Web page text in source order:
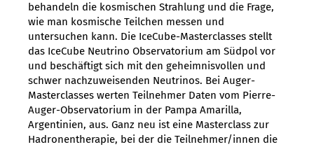
behandeln die kosmischen Strahlung und die Frage,
wie man kosmische Teilchen messen und
untersuchen kann. Die IceCube-Masterclasses stellt
das IceCube Neutrino Observatorium am Südpol vor
und beschäftigt sich mit den geheimnisvollen und
schwer nachzuweisenden Neutrinos. Bei Auger-
Masterclasses werten Teilnehmer Daten vom Pierre-
Auger-Observatorium in der Pampa Amarilla,
Argentinien, aus. Ganz neu ist eine Masterclass zur
Hadronentherapie, bei der die Teilnehmer/innen die